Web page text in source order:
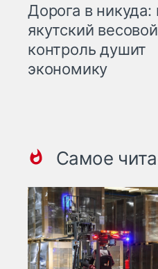
Дорога в никуда:
якутский весовой
контроль душит
экономику
Самое